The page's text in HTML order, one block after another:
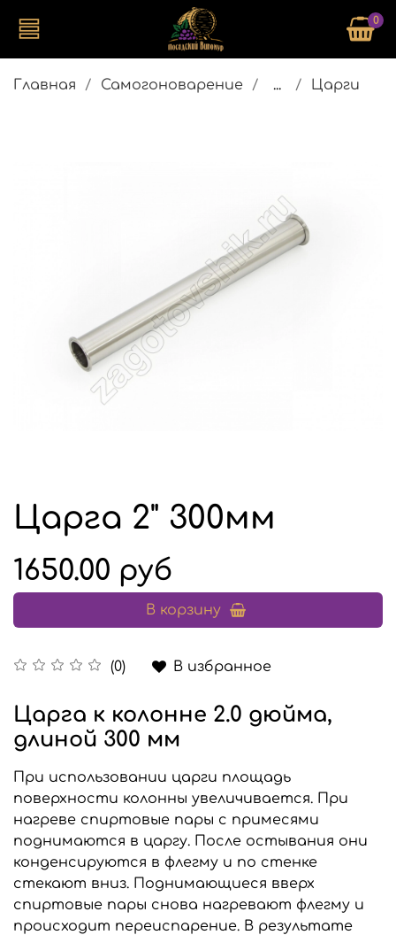
0
Главная Самогоноварение ... Царги
Царга 2" 300мм
(0) В избранное
1650.00 руб
В корзину
Царга к колонне 2.0 дюйма,
длиной 300 мм
При использовании царги площадь
поверхности колонны увеличивается. При
нагреве спиртовые пары с примесями
поднимаются в царгу. После остывания они
конденсируются в флегму и по стенке
стекают вниз. Поднимающиеся вверх
спиртовые пары снова нагревают флегму и
происходит переиспарение. В результате